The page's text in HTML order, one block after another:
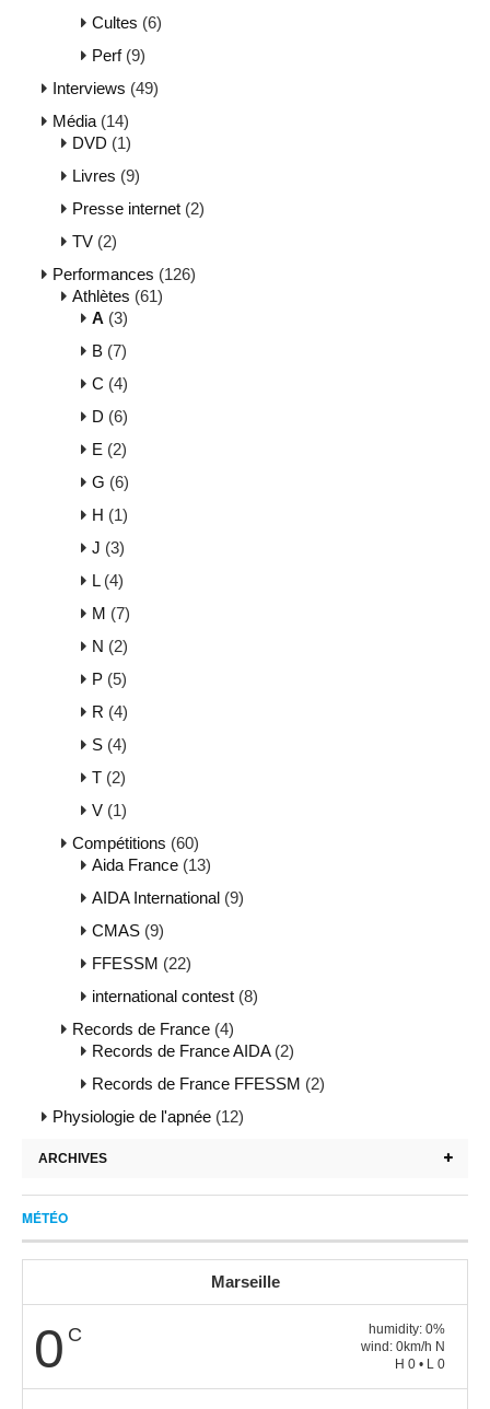
Cultes (6)
Perf(9)
Interviews (49)
Média (14)
DVD (1)
Livres (9)
Presse internet (2)
TV (2)
Performances (126)
Athlètes (61)
A (3)
B (7)
C (4)
D (6)
E (2)
G (6)
H (1)
J (3)
L(4)
M (7)
N (2)
P (5)
R (4)
S (4)
T (2)
V (1)
Compétitions (60)
Aida France (13)
AIDA International (9)
CMAS (9)
FFESSM (22)
international contest (8)
Records de France (4)
Records de France AIDA(2)
Records de France FFESSM (2)
Physiologie de l'apnée (12)
ARCHIVES
MÉTÉO
Marseille
0 C
humidity: 0%
wind: 0km/h N
H 0 • L 0